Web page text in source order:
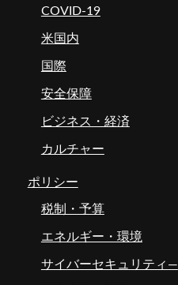
COVID-19
米国内
国際
安全保障
ビジネス・経済
カルチャー
ポリシー
税制・予算
エネルギー・環境
サイバーセキュリティ―